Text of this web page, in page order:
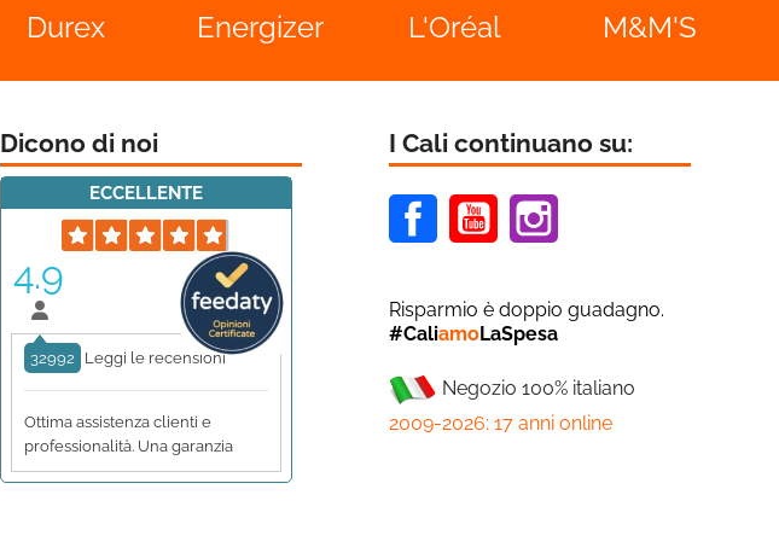
Energizer L'Oréal M&M'S
Dicono di noi
ECCELLENTE
4.9
32992 Leggi le recensioni
Ottima assistenza clienti e
professionalità. Una garanzia
I Cali continuano su:
FacebookYoutube
Risparmio è doppio guadagno.
#CaliamoLaSpesa
Negozio 100% italiano
2009-2026: 17 anni online